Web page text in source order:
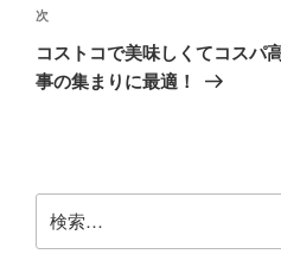
ゲ
ー
シ
次
の
投
次
コストコで美味しくてコスパ
事の集まりに最適！
索: